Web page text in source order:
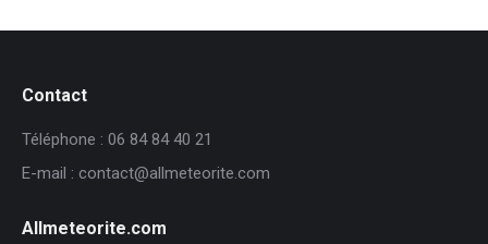
Contact
Téléphone : 06 84 84 40 21
E-mail : contact@allmeteorite.com
Allmeteorite.com